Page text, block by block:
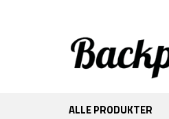
ALLE PRODUKTER